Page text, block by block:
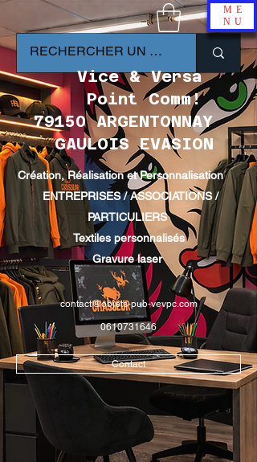
ME
NU
Vice & Versa
Point Comm!
79150 ARGENTONNAY
GAULOIS EVASION
Création, Réalisation et Personnalisation
ENTREPRISES / ASSOCIATIONS /
PARTICULIERS
Textiles personnalisés
Gravure laser
contact@objets-pub-vevpc.com
0610731646
Contact